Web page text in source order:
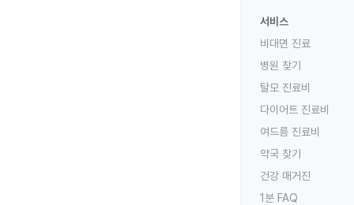
서비스
비대면 진료
병원 찾기
탈모 진료비
다이어트 진료비
여드름 진료비
약국 찾기
건강 매거진
1분 FAQ